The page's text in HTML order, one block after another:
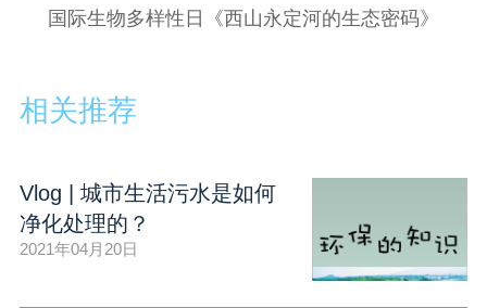
国际生物多样性日《西山永定河的生态密码》
相关推荐
Vlog | 城市生活污水是如何
净化处理的？
2021年04月20日